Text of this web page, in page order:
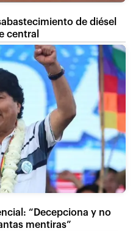
de diésel
central
“Decepciona y no
mentiras”